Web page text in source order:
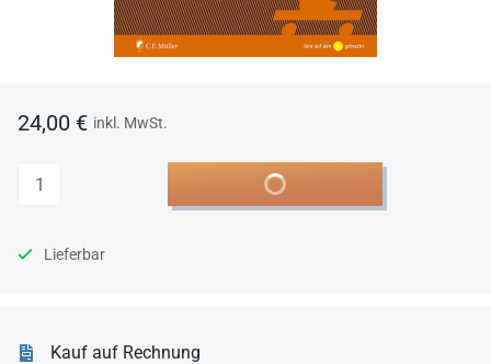
24,00 € inkl. MwSt.
Anzahl In den Warenkorb
Lieferbar
Kauf auf Rechnung